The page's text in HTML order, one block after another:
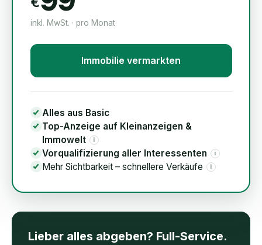
inkl. MwSt. · pro Monat
Immobilie vermarkten
Alles aus Basic
Top-Anzeige auf Kleinanzeigen &
Immowelt
i
Vorqualifizierung aller Interessenten i
Mehr Sichtbarkeit – schnellere Verkäufe i
Lieber alles abgeben? Full-Service.